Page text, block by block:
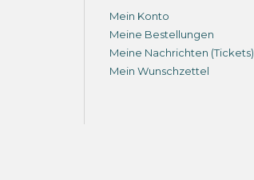
Mein Konto
Meine Bestellungen
Meine Nachrichten (Tickets)
Mein Wunschzettel